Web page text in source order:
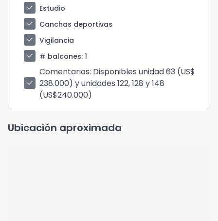
check
Estudio
check
Canchas deportivas
check
Vigilancia
check
# balcones: 1
check
Comentarios: Disponibles unidad 63 (US$
238.000) y unidades 122, 128 y 148
(US$240.000)
Ubicación aproximada